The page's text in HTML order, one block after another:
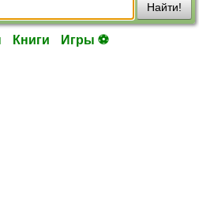
Найти!
Книги Игры ⚽